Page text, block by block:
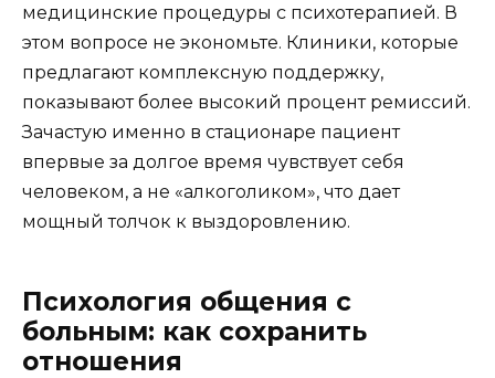
медицинские процедуры с психотерапией. В
этом вопросе не экономьте. Клиники, которые
предлагают комплексную поддержку,
показывают более высокий процент ремиссий.
Зачастую именно в стационаре пациент
впервые за долгое время чувствует себя
человеком, а не «алкоголиком», что дает
мощный толчок к выздоровлению.
Психология общения с
больным: как сохранить
отношения